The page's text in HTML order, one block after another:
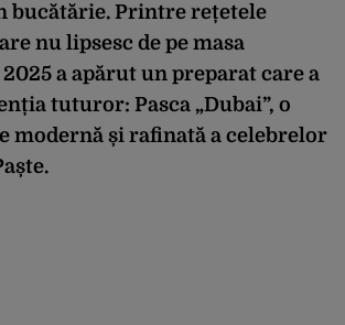
bucătărie. Printre rețetele
nu lipsesc de pe masa
a apărut un preparat care a
tuturor: Pasca „Dubai”, o
modernă și rafinată a celebrelor